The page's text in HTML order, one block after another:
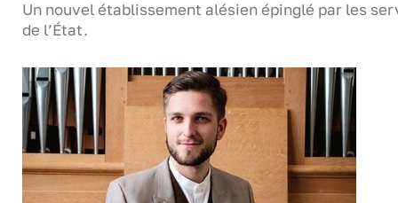
Un nouvel établissement alésien épinglé par les
de l’État.